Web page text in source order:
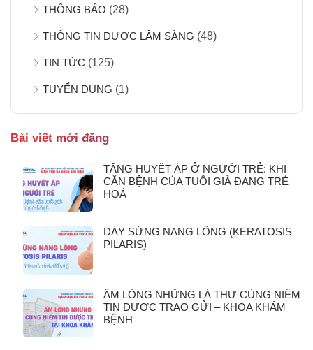
THÔNG BÁO (28)
THÔNG TIN DƯỢC LÂM SÀNG (48)
TIN TỨC (125)
TUYỂN DỤNG (1)
Bài viết mới đăng
TĂNG HUYẾT ÁP Ở NGƯỜI TRẺ: KHI
CĂN BỆNH CỦA TUỔI GIÀ ĐANG TRẺ
HOÁ
DÀY SỪNG NANG LÔNG (KERATOSIS
PILARIS)
ẤM LÒNG NHỮNG LÁ THƯ CÙNG NIỀM
TIN ĐƯỢC TRAO GỬI – KHOA KHÁM
BỆNH